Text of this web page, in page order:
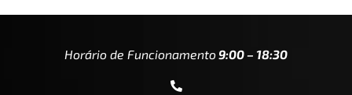
Horário de Funcionamento9:00 – 18:30